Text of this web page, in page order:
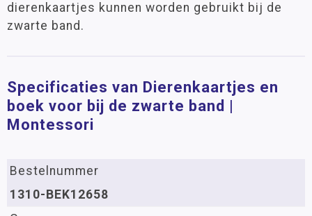
dierenkaartjes kunnen worden gebruikt bij de
zwarte band.
Specificaties van Dierenkaartjes en
boek voor bij de zwarte band |
Montessori
Bestelnummer
1310-BEK12658